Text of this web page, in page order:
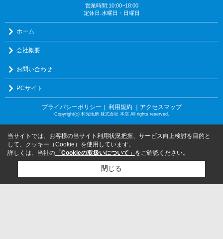
営業時間:10:00~18:00
定休日:水曜日・日曜日
ホーム
会社概要
お問い合わせ
PCサイト
プライバシーポリシー ｜ 利用規約 ｜アクセスマップ
Copyright(c) 和光地所 株式会社 本店 All rights reserved.
当サイトでは、お客様の当サイト利用状況把握、サービス向上検討を目的と
して、クッキー（Cookie）を使用しています。
詳しくは、当社の 「Cookieの取扱いについて」 をご確認ください。
閉じる